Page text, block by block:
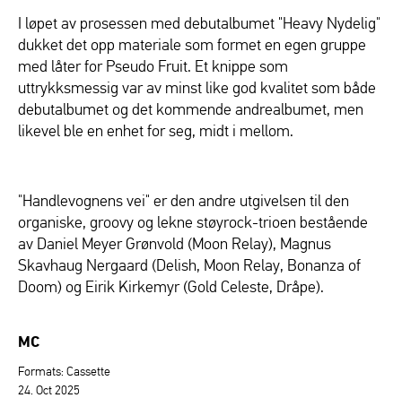
I løpet av prosessen med debutalbumet "Heavy Nydelig"
dukket det opp materiale som formet en egen gruppe
med låter for Pseudo Fruit. Et knippe som
uttrykksmessig var av minst like god kvalitet som både
debutalbumet og det kommende andrealbumet, men
likevel ble en enhet for seg, midt i mellom.
"Handlevognens vei" er den andre utgivelsen til den
organiske, groovy og lekne støyrock-trioen bestående
av Daniel Meyer Grønvold (Moon Relay), Magnus
Skavhaug Nergaard (Delish, Moon Relay, Bonanza of
Doom) og Eirik Kirkemyr (Gold Celeste, Dråpe).
MC
Formats: Cassette
24. Oct 2025